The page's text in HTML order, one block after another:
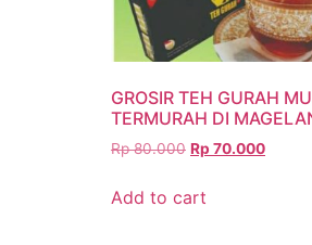
GROSIR TEH GURAH
TERMURAH DI
Rp80.000 Rp 70.000
Add to cart